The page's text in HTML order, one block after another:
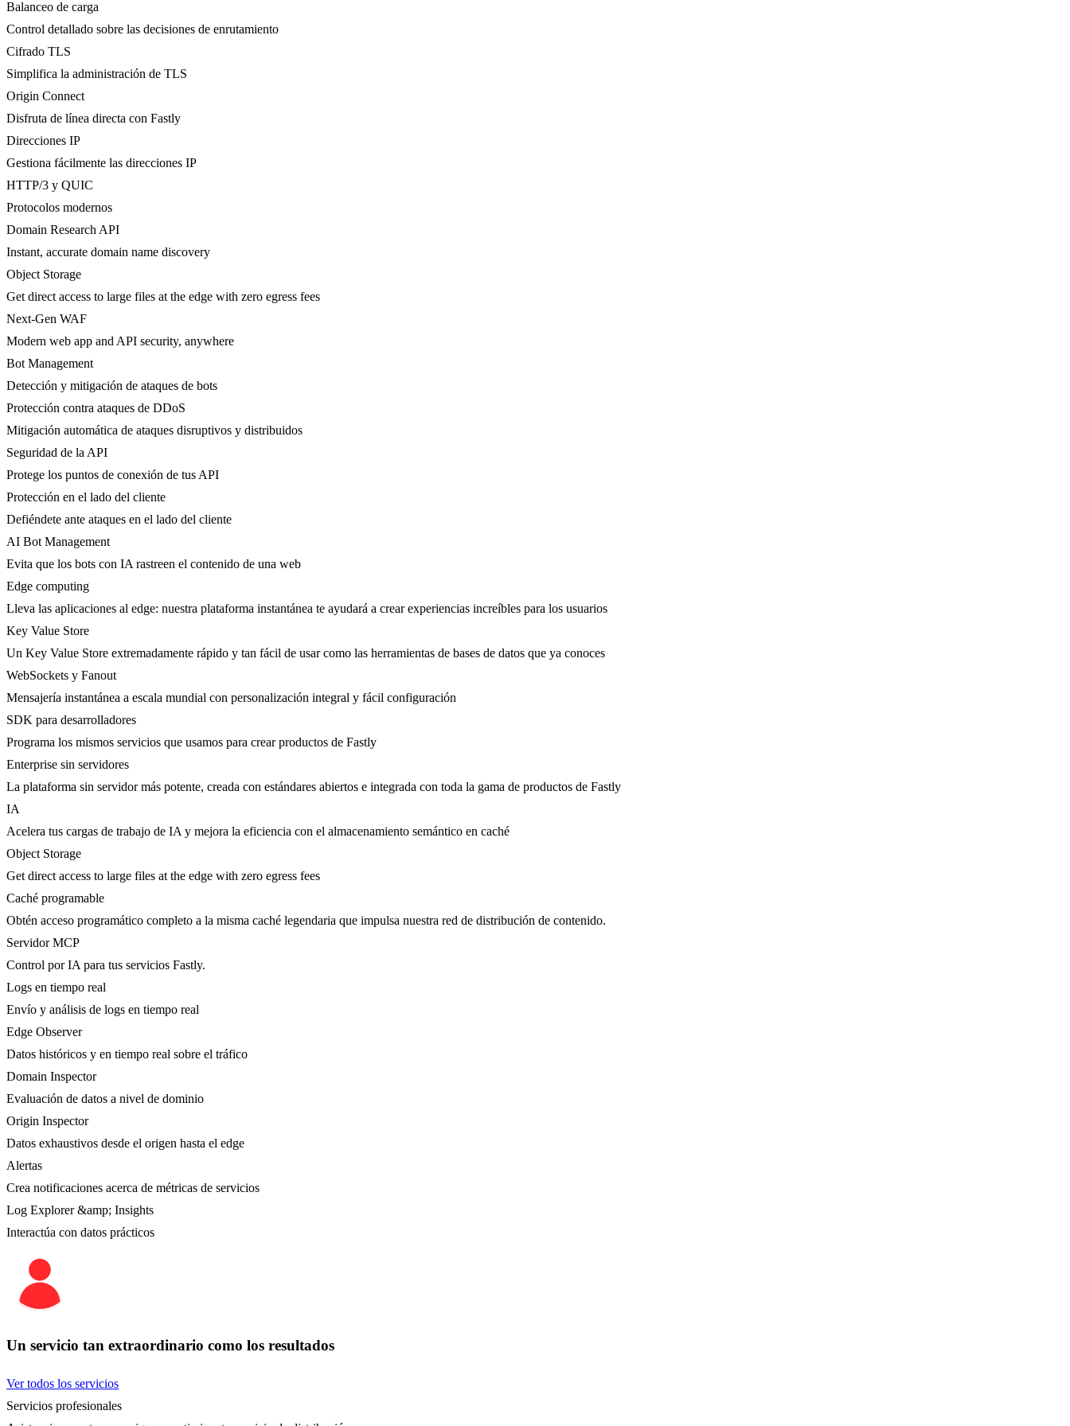
Balanceo de carga
Control detallado sobre las decisiones de enrutamiento
Cifrado TLS
Simplifica la administración de TLS
Origin Connect
Disfruta de línea directa con Fastly
Direcciones IP
Gestiona fácilmente las direcciones IP
HTTP/3 y QUIC
Protocolos modernos
Domain Research API
Instant, accurate domain name discovery
Object Storage
Get direct access to large files at the edge with zero egress fees
Next-Gen WAF
Modern web app and API security, anywhere
Bot Management
Detección y mitigación de ataques de bots
Protección contra ataques de DDoS
Mitigación automática de ataques disruptivos y distribuidos
Seguridad de la API
Protege los puntos de conexión de tus API
Protección en el lado del cliente
Defiéndete ante ataques en el lado del cliente
AI Bot Management
Evita que los bots con IA rastreen el contenido de una web
Edge computing
Lleva las aplicaciones al edge: nuestra plataforma instantánea te ayudará a crear experiencias increíbles para los usuarios
Key Value Store
Un Key Value Store extremadamente rápido y tan fácil de usar como las herramientas de bases de datos que ya conoces
WebSockets y Fanout
Mensajería instantánea a escala mundial con personalización integral y fácil configuración
SDK para desarrolladores
Programa los mismos servicios que usamos para crear productos de Fastly
Enterprise sin servidores
La plataforma sin servidor más potente, creada con estándares abiertos e integrada con toda la gama de productos de Fastly
IA
Acelera tus cargas de trabajo de IA y mejora la eficiencia con el almacenamiento semántico en caché
Object Storage
Get direct access to large files at the edge with zero egress fees
Caché programable
Obtén acceso programático completo a la misma caché legendaria que impulsa nuestra red de distribución de contenido.
Servidor MCP
Control por IA para tus servicios Fastly.
Logs en tiempo real
Envío y análisis de logs en tiempo real
Edge Observer
Datos históricos y en tiempo real sobre el tráfico
Domain Inspector
Evaluación de datos a nivel de dominio
Origin Inspector
Datos exhaustivos desde el origen hasta el edge
Alertas
Crea notificaciones acerca de métricas de servicios
Log Explorer &amp; Insights
Interactúa con datos prácticos
Un servicio tan extraordinario como los resultados
Ver todos los servicios
Servicios profesionales